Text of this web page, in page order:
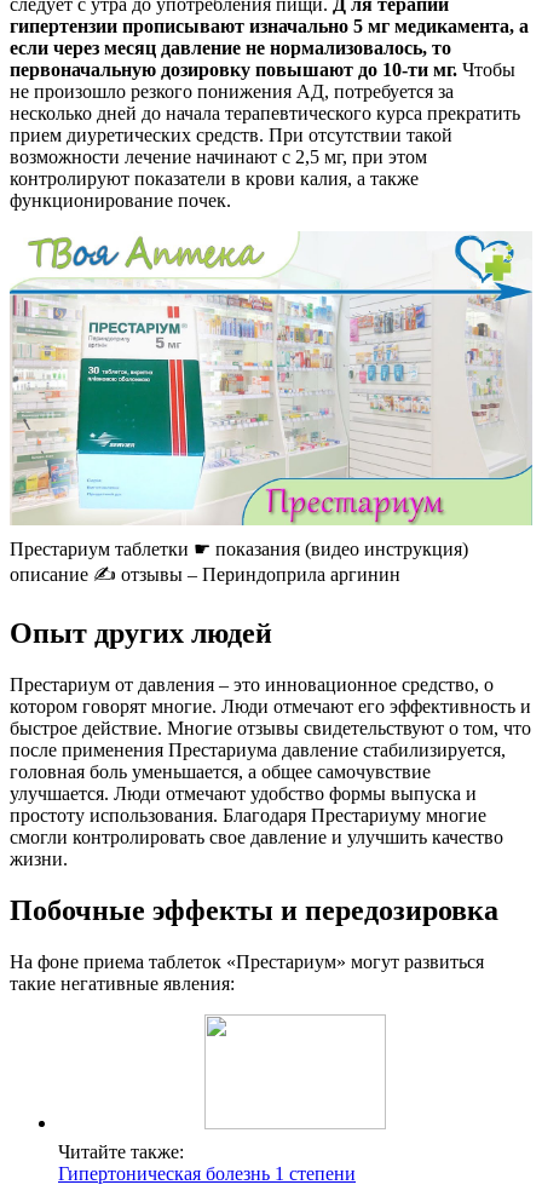
следует с утра до употребления пищи. Д ля терапии
гипертензии прописывают изначально 5 мг медикамента, а
если через месяц давление не нормализовалось, то
первоначальную дозировку повышают до 10-ти мг. Чтобы
не произошло резкого понижения АД, потребуется за
несколько дней до начала терапевтического курса прекратить
прием диуретических средств. При отсутствии такой
возможности лечение начинают с 2,5 мг, при этом
контролируют показатели в крови калия, а также
функционирование почек.
Престариум таблетки ☛ показания (видео инструкция)
описание ✍ отзывы – Периндоприла аргинин
Опыт других людей
Престариум от давления – это инновационное средство, о
котором говорят многие. Люди отмечают его эффективность и
быстрое действие. Многие отзывы свидетельствуют о том, что
после применения Престариума давление стабилизируется,
головная боль уменьшается, а общее самочувствие
улучшается. Люди отмечают удобство формы выпуска и
простоту использования. Благодаря Престариуму многие
смогли контролировать свое давление и улучшить качество
жизни.
Побочные эффекты и передозировка
На фоне приема таблеток «Престариум» могут развиться
такие негативные явления:
Читайте также:
Гипертоническая болезнь 1 степени